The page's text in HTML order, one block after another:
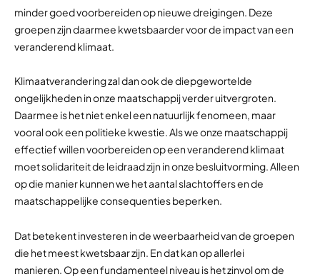
minder goed voorbereiden op nieuwe dreigingen. Deze
groepen zijn daarmee kwetsbaarder voor de impact van een
veranderend klimaat.
Klimaatverandering zal dan ook de diepgewortelde
ongelijkheden in onze maatschappij verder uitvergroten.
Daarmee is het niet enkel een natuurlijk fenomeen, maar
vooral ook een politieke kwestie. Als we onze maatschappij
effectief willen voorbereiden op een veranderend klimaat
moet solidariteit de leidraad zijn in onze besluitvorming. Alleen
op die manier kunnen we het aantal slachtoffers en de
maatschappelijke consequenties beperken.
Dat betekent investeren in de weerbaarheid van de groepen
die het meest kwetsbaar zijn. En dat kan op allerlei
manieren. Op een fundamenteel niveau is het zinvol om de